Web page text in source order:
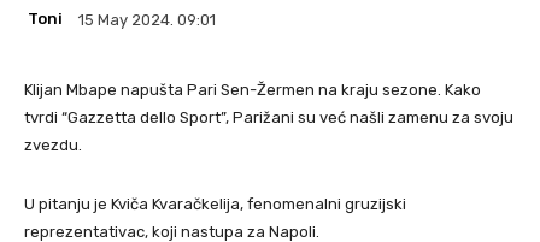
Toni 15 May 2024. 09:01
Klijan Mbape napušta Pari Sen-Žermen na kraju sezone. Kako
tvrdi “Gazzetta dello Sport”, Parižani su već našli zamenu za svoju
zvezdu.
U pitanju je Kviča Kvaračkelija, fenomenalni gruzijski
reprezentativac, koji nastupa za Napoli.